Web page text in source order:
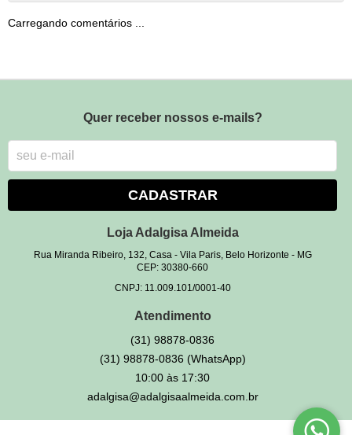
Carregando comentários ...
Quer receber nossos e-mails?
CADASTRAR
Loja Adalgisa Almeida
Rua Miranda Ribeiro, 132, Casa- Vila Paris, Belo Horizonte - MG
CEP: 30380-660
CNPJ: 11.009.101/0001-40
Atendimento
(31) 98878-0836
(31) 98878-0836 (WhatsApp)
10:00 às 17:30
adalgisa@adalgisaalmeida.com.br